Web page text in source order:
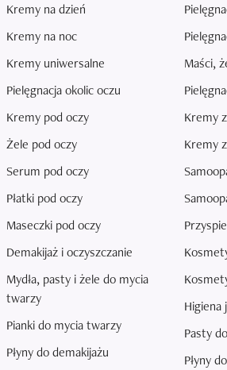
Kremy na dzień
Kremy na noc
Kremy uniwersalne
Pielęgnacja okolic oczu
Kremy pod oczy
Żele pod oczy
Serum pod oczy
Płatki pod oczy
Maseczki pod oczy
Demakijaż i oczyszczanie
Mydła, pasty i żele do mycia
twarzy
Pianki do mycia twarzy
Płyny do demakijażu
Maści,
Kremy
Kremy
Higiena
Pasty
Płyny